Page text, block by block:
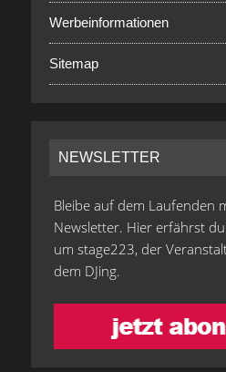
Werbeinformationen
Sitemap
NEWSLETTER
Bleibe auf dem Laufenden
Newsletter. Hier erfährst
um stage223, der
dem DJing.